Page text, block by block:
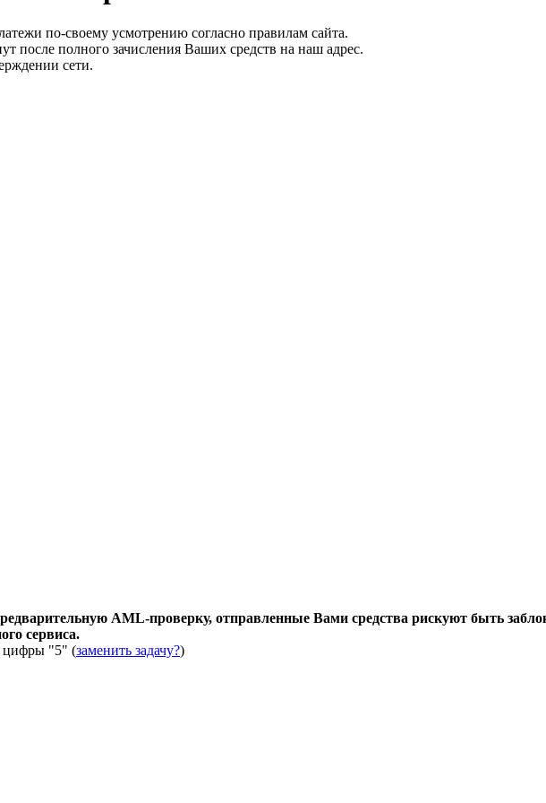
по-своему усмотрению согласно правилам сайта.
после полного зачисления Ваших средств на наш адрес.
сети.
AML-проверку, отправленные Вами средства рискуют быть
сервиса.
цифры "5" (заменить задачу?)